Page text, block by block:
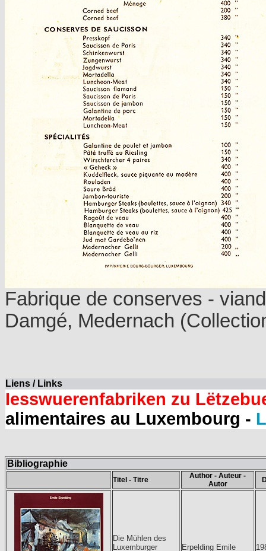
Fabrique de conserves -
Damgé, Medernach
Liens / Links
Iesswuerenfabriken zu
alimentaires au Luxembourg -
Bibliographie
Titel - Titre
Author - Auteur -
Autor
Die Mühlen des
Luxemburger
Erpelding Emile